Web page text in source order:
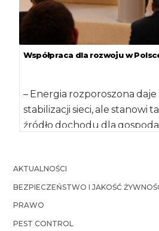
Współpraca dla rozwoju w
– Energia rozporoszona
stabilizacji sieci, ale stanowi
źródło dochodu dla
AKTUALNOŚCI
BEZPIECZEŃSTWO I JAKOŚĆ
PRAWO
PEST CONTROL